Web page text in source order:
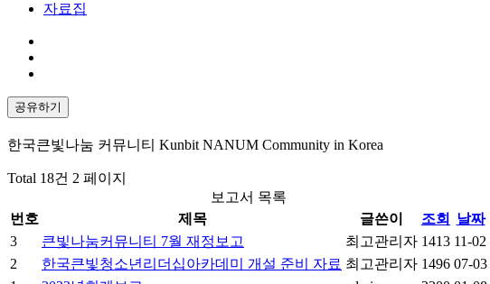
자료집
공유하기
한국큰빛나눔 커뮤니티 Kunbit NANUM Community in Korea
Total 18건 2 페이지
보고서 목록
번호
제목 글쓴이 조회
날짜
3
큰빛나눔커뮤니티 7월 재정보고 최고관리자 1413 11-02
2
한국큰빛청소년리더십아카데미 개설 준비 자료 최고관리자 1496 07-03